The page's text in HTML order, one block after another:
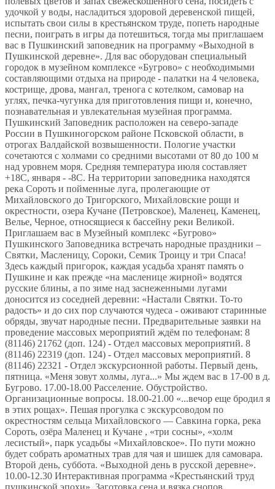
удочкой у воды, насладиться здоровой деревенской пищей,
испытать свои силы в крестьянском труде, попеть народные
песни, поиграть в игры да потешиться, тогда мы приглашаем
вас в Пушкинский заповедник на программу «Выходной в
Пушкинской деревне». Для вас оборудован специальный
городок в музейном комплексе «Бугрово» с необходимыми
составляющими отдыха на природе - палатки на 4 человека,
кострище, дрова, мангал, тренога с котелком, самовар на
углях, печка-чугунка для приготовления пищи и, конечно,
познавательная и увлекательная музейная программа.
Пушкинский Заповедник расположен на северо-западе
России в Пушкиногорском районе Псковской области, в
отрогах Валдайской возвышенности. Пологие участки
сочетаются с холмами со средними высотами от 80 до 100 м
над уровнем моря. Средняя температура июля составляет
+18C, января - -8C. На территории заповедника находятся
река Сороть и пойменные луга, пролегающие от
Михайловского до Тригорского, Михайловские рощи и
окрестности, озера Кучане (Петровское), Маленец, Каменец,
Велье, Черное, относящиеся к бассейну реки Великой.
Приглашаем вас в Музейный комплекс «Бугрово»
Пушкинского Заповедника встречать народные праздники –
Святки, Масленицу, Сороки, Семик Троицу и три Спаса!
Здесь каждый пригорок, каждая усадьба хранят память о
Пушкине и как прежде «на масленице жирной» водятся
русские блины, а по зиме над заснеженными лугами
доносится из соседней деревни: «Настали Святки. То-то
радость» и до сих пор случаются чудеса - оживают старинные
обряды, звучат народные песни. Предварительные заявки на
проведение массовых мероприятий ждём по телефонам: 8
(81146) 21762 (доп. 124) - Отдел массовых мероприятий. 8
(81146) 22319 (доп. 124) - Отдел массовых мероприятий. 8
(81146) 22321 - Отдел экскурсионной работы. Первый день,
пятница. «Меня зовут холмы, луга...» Мы ждем вас в 17-00 в д.
Бугрово. 17.00-18.00 Расселение. Обустройство.
Организационные вопросы. 18.00-21.00 «...вечор еще бродил я
в этих рощах». Пешая прогулка с экскурсоводом по
окрестностям сельца Михайловского — Савкина горка, река
Сороть, озёра Маленец и Кучане , «три сосны», «холм
лесистый», парк усадьбы «Михайловское». По пути можно
будет собрать ароматных трав для чая и шишек для самовара.
Второй день, суббота. «Выходной день в русской деревне».
10.00-12.30 Интерактивная программа «Крестьянский труд
пушкинской эпохи». Заготовка сена и вязка снопов,